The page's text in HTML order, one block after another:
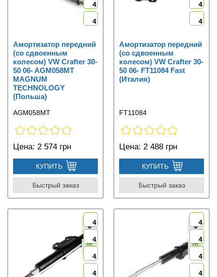
4
4
Амортизатор передний
(со сдвоенным
колесом) VW Crafter 30-
50 06- AGM058MT
MAGNUM
TECHNOLOGY
(Польша)
AGM058MT
Цена: 2 574 грн
КУПИТЬ
Быстрый заказ
4
4
Амортизатор передний
(со сдвоенным
колесом) VW Crafter 30-
50 06- FT11084 Fast
(Италия)
FT11084
Цена: 2 488 грн
КУПИТЬ
Быстрый заказ
4
4
4
4
4
4
4
4